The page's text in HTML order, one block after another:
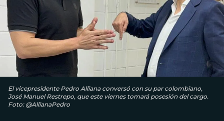
El vicepresidente Pedro Alliana conversó con su par colombiano,
José Manuel Restrepo, que este viernes tomará posesión del cargo.
Foto: @AllianaPedro